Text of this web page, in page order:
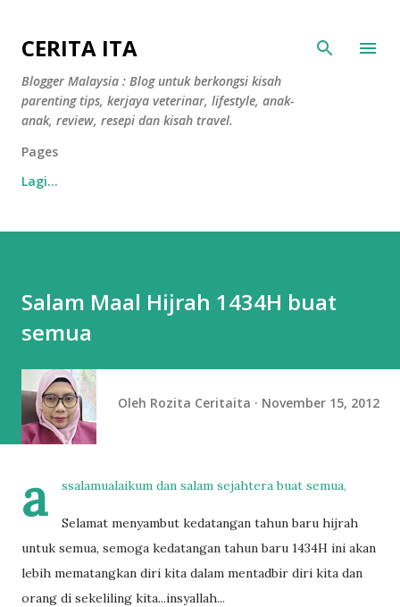
CERITA ITA
Blogger Malaysia : Blog untuk berkongsi kisah
parenting tips, kerjaya veterinar, lifestyle, anak-
anak, review, resepi dan kisah travel.
Pages
Lagi…
Salam Maal Hijrah 1434H buat
semua
Oleh Rozita Ceritaita November 15, 2012
a ssalamualaikum dan salam sejahtera buat semua,
Selamat menyambut kedatangan tahun baru hijrah
untuk semua, semoga kedatangan tahun baru 1434H ini akan
lebih mematangkan diri kita dalam mentadbir diri kita dan
orang di sekeliling kita...insyallah...